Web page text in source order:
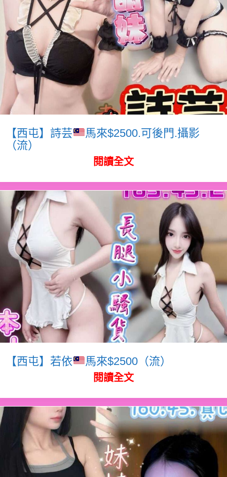
【西屯】詩芸
馬來$2500.可後門.攝影
（流）
閱讀全文
【西屯】若依 馬來$2500（流）
閱讀全文